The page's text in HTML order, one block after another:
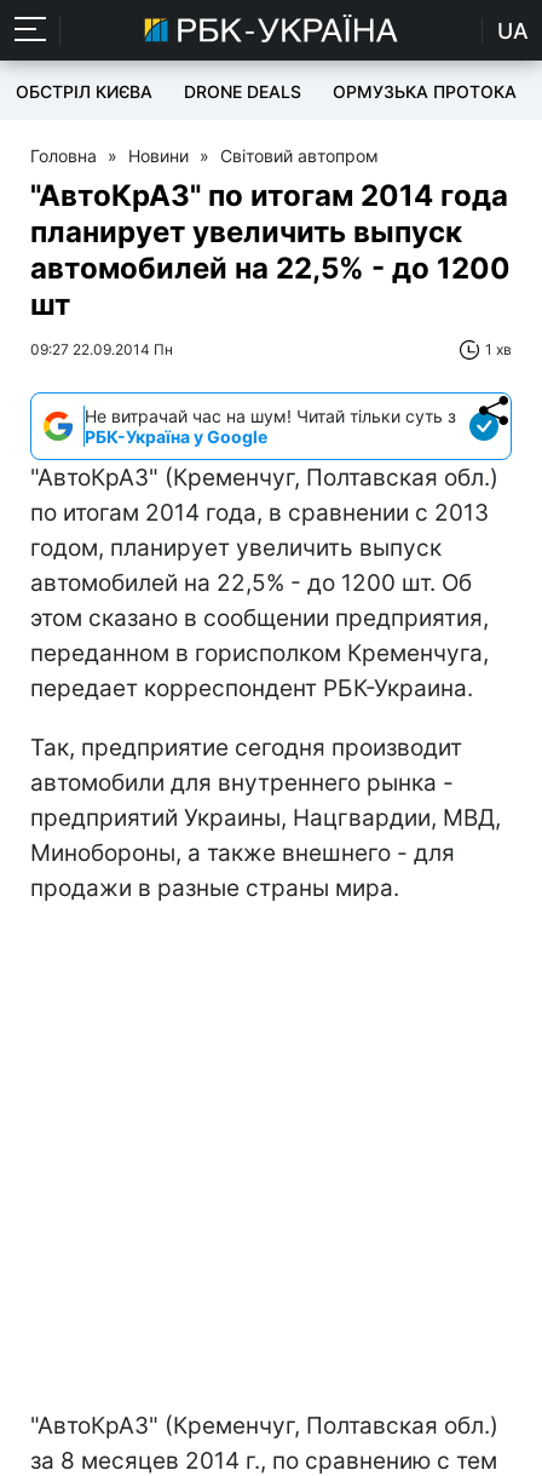
UA
ОБСТРІЛ КИЄВА DRONE DEALS ОРМУЗЬКА ПРОТОКА
Головна » Новини » Світовий автопром
"АвтоКрАЗ" по итогам 2014 года
планирует увеличить выпуск
автомобилей на 22,5% - до 1200
шт
09:27 22.09.2014 Пн 1 хв
Не витрачай час на шум! Читай тільки суть з
РБК-Україна у Google
"АвтоКрАЗ" (Кременчуг, Полтавская обл.)
по итогам 2014 года, в сравнении с 2013
годом, планирует увеличить выпуск
автомобилей на 22,5% - до 1200 шт. Об
этом сказано в сообщении предприятия,
переданном в горисполком Кременчуга,
передает корреспондент РБК-Украина.
Так, предприятие сегодня производит
автомобили для внутреннего рынка -
предприятий Украины, Нацгвардии, МВД,
Минобороны, а также внешнего - для
продажи в разные страны мира.
"АвтоКрАЗ" (Кременчуг, Полтавская обл.)
за 8 месяцев 2014 г., по сравнению с тем